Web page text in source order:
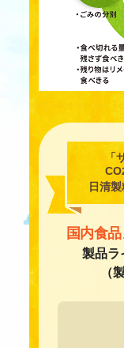
「
CO
日清
国内食
製品ラ
（